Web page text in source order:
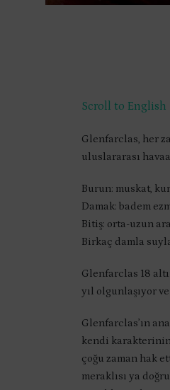
Scroll to English
Glenfarclas, her
uluslararası
Burun: muskat,
Damak: badem
Bitiş: orta-uzun
Birkaç damla
Glenfarclas 18
yıl olgunlaşıyor
Glenfarclas’ın
kendi karakterinin
çoğu zaman hak
meraklısı ya